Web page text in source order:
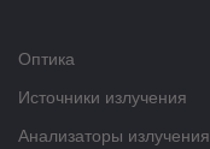
Оптика
Источники излучения
Анализаторы излучения